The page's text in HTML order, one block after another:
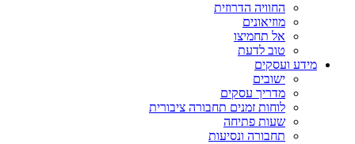
החוויה הדרוזית
מוזיאונים
אל תחמיצו
טוב לדעת
מידע ועסקים
ישובים
מדריך עסקים
לוחות זמנים תחבורה ציבורית
שעות פתיחה
תחבורה ונסיעות